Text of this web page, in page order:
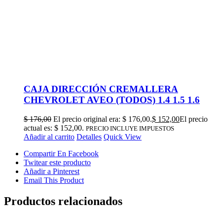
CAJA DIRECCIÓN CREMALLERA
CHEVROLET AVEO (TODOS) 1.4 1.5 1.6
$176,00 El precio original era: $ 176,00.$ 152,00El precio
actual es: $ 152,00. PRECIO INCLUYE IMPUESTOS
Añadir al carrito Detalles Quick View
Compartir En Facebook
Twitear este producto
Añadir a Pinterest
Email This Product
Productos relacionados